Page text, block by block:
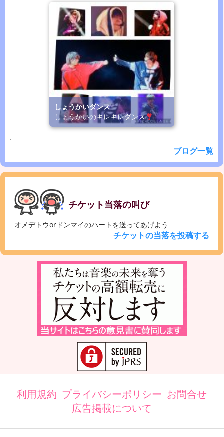
しょうかいダンス
しょうかいのキレキレダンス
ブログ一覧
チケット当落の叫び
オメデトウorドンマイのハートを送ってあげよう
チケットの当落を投稿する
利用規約 プライバシーポリシー お問合せ
広告掲載について